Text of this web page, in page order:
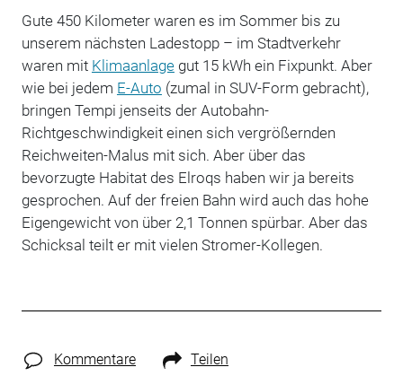
Gute 450 Kilometer waren es im Sommer bis zu
unserem nächsten Ladestopp – im Stadtverkehr
waren mit Klimaanlagegut 15 kWh ein Fixpunkt. Aber
wie bei jedem E-Auto (zumal in SUV-Form gebracht),
bringen Tempi jenseits der Autobahn-
Richtgeschwindigkeit einen sich vergrößernden
Reichweiten-Malus mit sich. Aber über das
bevorzugte Habitat des Elroqs haben wir ja bereits
gesprochen. Auf der freien Bahn wird auch das hohe
Eigengewicht von über 2,1 Tonnen spürbar. Aber das
Schicksal teilt er mit vielen Stromer-Kollegen.
Kommentare Teilen